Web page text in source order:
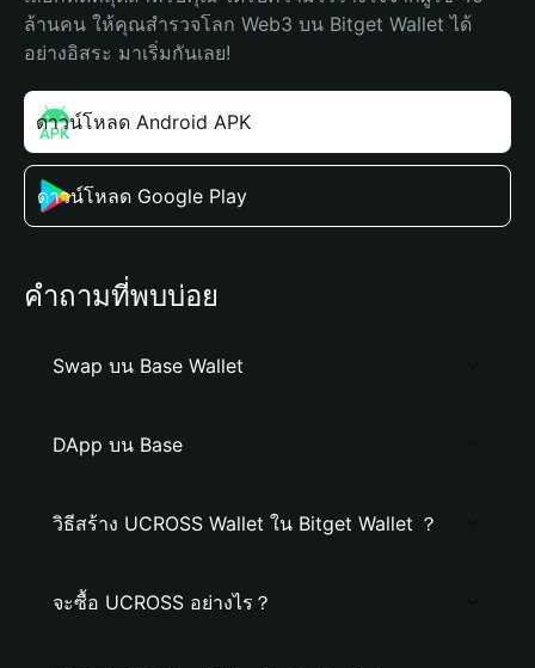
ล้านคน ให้คุณสำรวจโลก Web3 บน Bitget Wallet ได้
อย่างอิสระ มาเริ่มกันเลย!
ดาวน์โหลด Android APK
ดาวน์โหลด Google Play
คำถามที่พบบ่อย
Swap บน Base Wallet
DApp บน Base
วิธีสร้าง UCROSS Wallet ใน Bitget Wallet ？
จะซื้อ UCROSS อย่างไร？